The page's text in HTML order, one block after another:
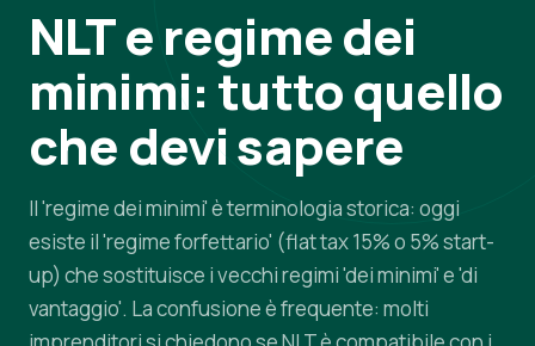
NLT e regime dei
minimi: tutto quello
che devi sapere
Il 'regime dei minimi' è terminologia storica: oggi
esiste il 'regime forfettario' (flat tax 15% o 5% start-
up) che sostituisce i vecchi regimi 'dei minimi' e 'di
vantaggio'. La confusione è frequente: molti